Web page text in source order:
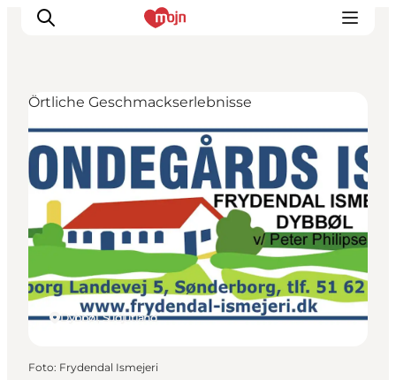
Erlebnisse
Städte und Regionen
Events
Übernachtung
Plane deine Reise
Booking
Dybbøl, Südjütland
Örtliche Geschmackserlebnisse
Foto: Frydendal Ismejeri